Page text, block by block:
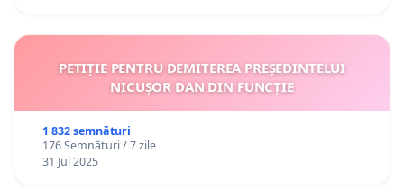
PETIȚIE PENTRU DEMITEREA PREȘEDINTELUI
NICUȘOR DAN DIN FUNCȚIE
1 832 semnături
176 Semnături / 7 zile
31 Jul 2025